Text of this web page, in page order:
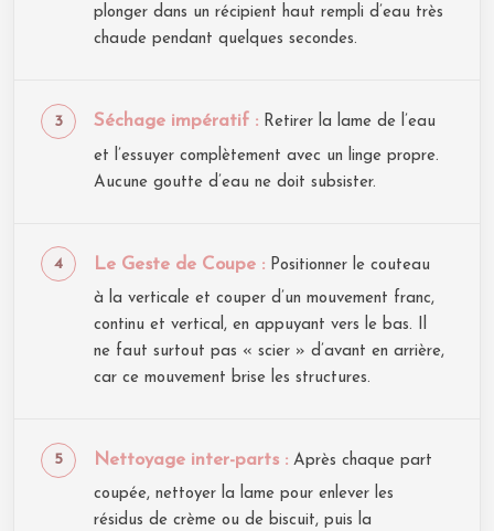
plonger dans un récipient haut rempli d’eau très
chaude pendant quelques secondes.
Séchage impératif : Retirer la lame de l’eau
et l’essuyer complètement avec un linge propre.
Aucune goutte d’eau ne doit subsister.
Le Geste de Coupe : Positionner le couteau
à la verticale et couper d’un mouvement franc,
continu et vertical, en appuyant vers le bas. Il
ne faut surtout pas « scier » d’avant en arrière,
car ce mouvement brise les structures.
Nettoyage inter-parts : Après chaque part
coupée, nettoyer la lame pour enlever les
résidus de crème ou de biscuit, puis la